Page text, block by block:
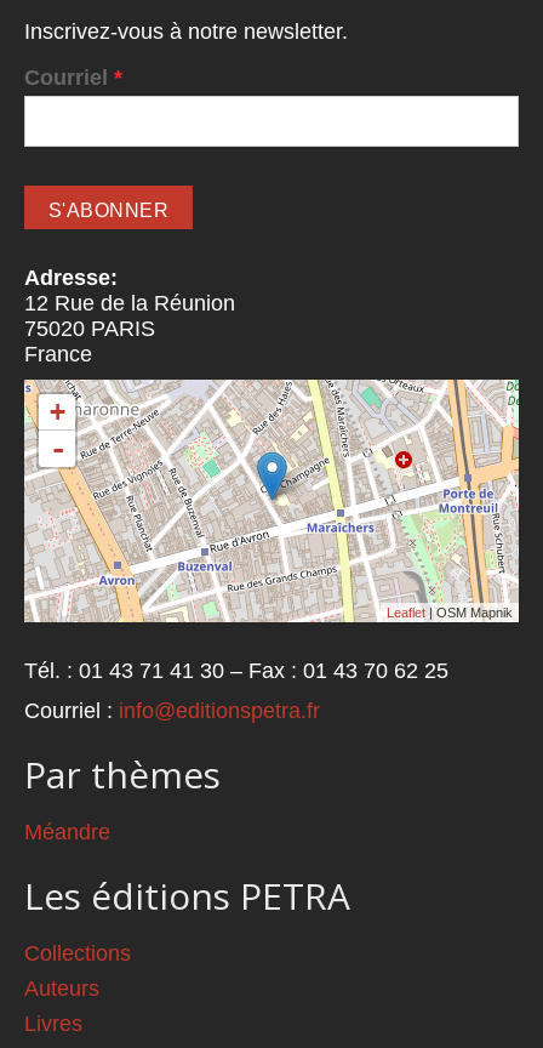
Inscrivez-vous à notre newsletter.
Courriel *
Adresse:
12 Rue de la Réunion
75020 PARIS
France
+
-
Leaflet | OSM Mapnik
Tél. : 01 43 71 41 30 – Fax : 01 43 70 62 25
Courriel : info@editionspetra.fr
Par thèmes
Méandre
Les éditions PETRA
Collections
Auteurs
Livres